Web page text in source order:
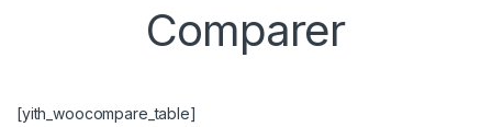
Comparer
[yith_woocompare_table]